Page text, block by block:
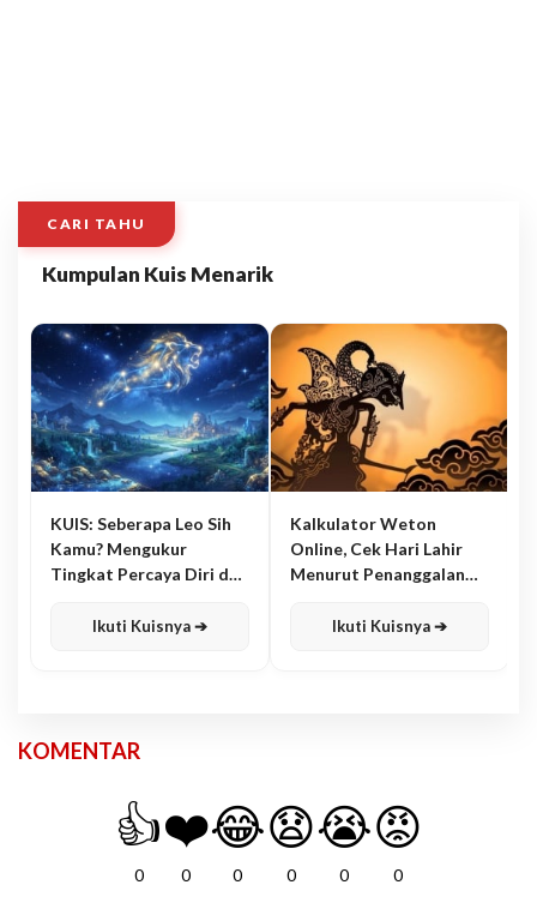
CARI TAHU
Kumpulan Kuis Menarik
KUIS: Seberapa Leo Sih
Kamu? Mengukur
Tingkat Percaya Diri dan
Ikuti Kuisnya ➔
Kalkulator Weton
Online, Cek Hari Lahir
Menurut Penanggalan
Ikuti Kuisnya ➔
KOMENTAR
👍
0
❤️
0
😂
0
😧
0
😭
0
😡
0